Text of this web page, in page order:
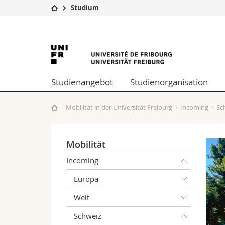
Studium
Campus
Universität
Weiterbildung
Theologische
Philosophische
Fak. für
Math.-Nat.
Interfakultär
Studium
Universität
Freiburg
Studienangebot Studienorganisation
Mobilität in der Universität Freiburg Incoming
Mobilität
Incoming
Europa
Welt
Schweiz